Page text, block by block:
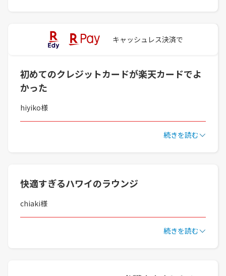
キャッシュレス決済で
初めてのクレジットカードが楽天カードでよ
かった
hiyiko様
続きを読む
快適すぎるハワイのラウンジ
chiaki様
続きを読む